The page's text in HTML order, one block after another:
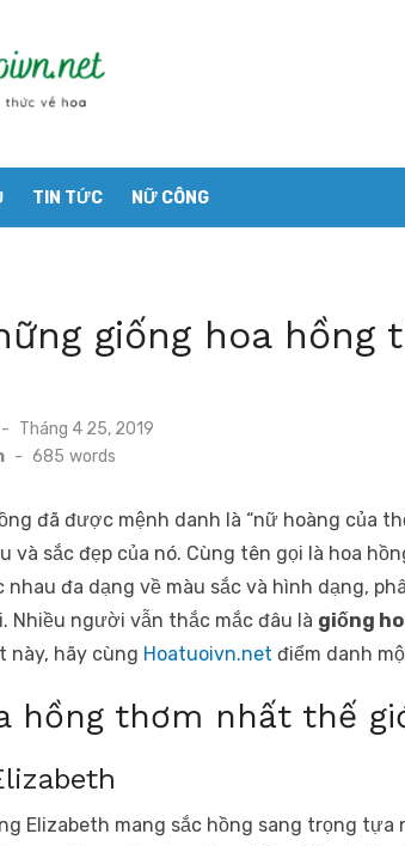
TIN TỨC NỮ CÔNG
giống hoa hồng
Posted
on
Tháng 4 25, 2019
- 685 words
đã được mệnh danh là “nữ hoàng của
và sắc đẹp của nó. Cùng tên gọi là hoa
nhau đa dạng về màu sắc và hình dạng,
Nhiều người vẫn thắc mắc đâu là giống
này, hãy cùng Hoatuoivn.net điểm danh
hồng thơm nhất thế
Elizabeth mang sắc hồng sang trọng